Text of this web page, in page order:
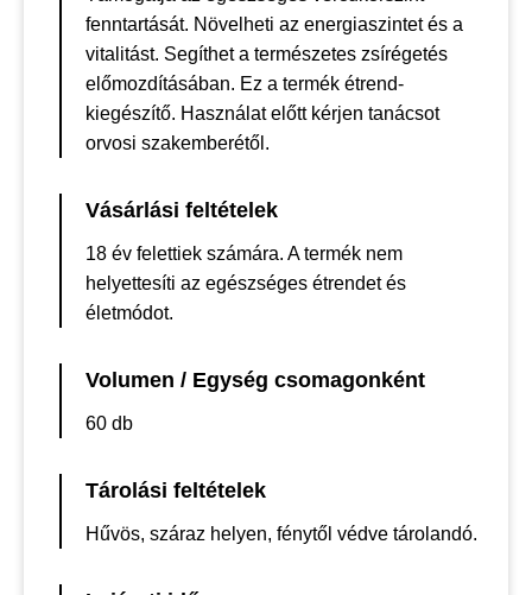
fenntartását. Növelheti az energiaszintet és a
vitalitást. Segíthet a természetes zsírégetés
előmozdításában. Ez a termék étrend-
kiegészítő. Használat előtt kérjen tanácsot
orvosi szakemberétől.
Vásárlási feltételek
18 év felettiek számára. A termék nem
helyettesíti az egészséges étrendet és
életmódot.
Volumen / Egység csomagonként
60 db
Tárolási feltételek
Hűvös, száraz helyen, fénytől védve tárolandó.